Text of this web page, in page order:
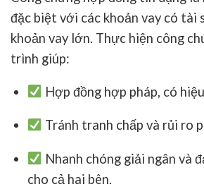
đặc biệt với các khoản vay có tài
khoản vay lớn. Thực hiện công
trình giúp:
Hợp đồng hợp pháp, có
Tránh tranh chấp và rủi ro
Nhanh chóng giải ngân và
cho cả hai bên.